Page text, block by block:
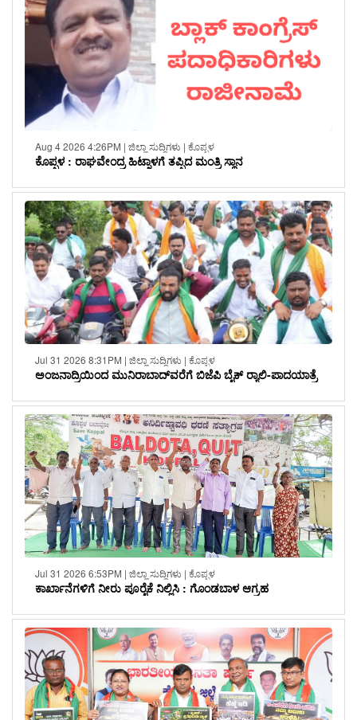
Aug 4 2026 4:26PM | ಜಿಲ್ಲಾ ಸುದ್ದಿಗಳು | ಕೊಪ್ಪಳ
ಕೊಪ್ಪಳ : ರಾಘವೇಂದ್ರ ಹಿಟ್ನಾಳಗೆ ತಪ್ಪಿದ ಮಂತ್ರಿ ಸ್ಥಾನ
Jul 31 2026 8:31PM | ಜಿಲ್ಲಾ ಸುದ್ದಿಗಳು | ಕೊಪ್ಪಳ
ಅಂಜನಾದ್ರಿಯಿಂದ ಮುನಿರಾಬಾದ್‌ವರೆಗೆ ಬಿಜೆಪಿ ಬೈಕ್ ರ‍್ಯಾಲಿ-ಪಾದಯಾತ್ರೆ
Jul 31 2026 6:53PM | ಜಿಲ್ಲಾ ಸುದ್ದಿಗಳು | ಕೊಪ್ಪಳ
ಕಾರ್ಖಾನೆಗಳಿಗೆ ನೀರು ಪೂರೈಕೆ ನಿಲ್ಲಿಸಿ : ಗೊಂಡಬಾಳ ಆಗ್ರಹ